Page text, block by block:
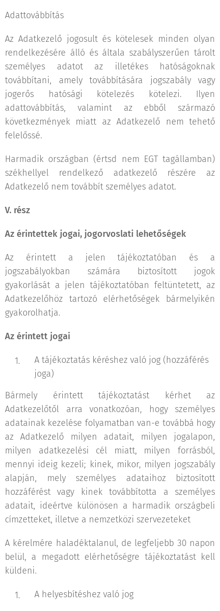
Adattovábbítás
Az Adatkezelő jogosult és kötelesek minden olyan
rendelkezésére álló és általa szabályszerűen tárolt
személyes adatot az illetékes hatóságoknak
továbbítani, amely továbbítására jogszabály vagy
jogerős hatósági kötelezés kötelezi. Ilyen
adattovábbítás, valamint az ebből származó
következmények miatt az Adatkezelő nem tehető
felelőssé.
Harmadik országban (értsd nem EGT tagállamban)
székhellyel rendelkező adatkezelő részére az
Adatkezelő nem továbbít személyes adatot.
V. rész
Az érintettek jogai, jogorvoslati lehetőségek
Az érintett a jelen tájékoztatóban és a
jogszabályokban számára biztosított jogok
gyakorlását a jelen tájékoztatóban feltüntetett, az
Adatkezelőhöz tartozó elérhetőségek bármelyikén
gyakorolhatja.
Az érintett jogai
A tájékoztatás kéréshez való jog (hozzáférés
joga)
Bármely érintett tájékoztatást kérhet az
Adatkezelőtől arra vonatkozóan, hogy személyes
adatainak kezelése folyamatban van-e továbbá hogy
az Adatkezelő milyen adatait, milyen jogalapon,
milyen adatkezelési cél miatt, milyen forrásból,
mennyi ideig kezeli; kinek, mikor, milyen jogszabály
alapján, mely személyes adataihoz biztosított
hozzáférést vagy kinek továbbította a személyes
adatait, ideértve különösen a harmadik országbeli
címzetteket, illetve a nemzetközi szervezeteket
A kérelmére haladéktalanul, de legfeljebb 30 napon
belül, a megadott elérhetőségre tájékoztatást kell
küldeni.
A helyesbítéshez való jog